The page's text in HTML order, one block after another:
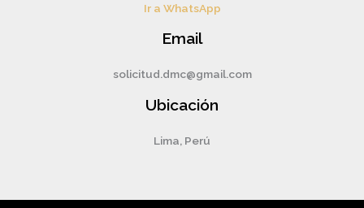
Ir a WhatsApp
Email
solicitud.dmc@gmail.com
Ubicación
Lima, Perú